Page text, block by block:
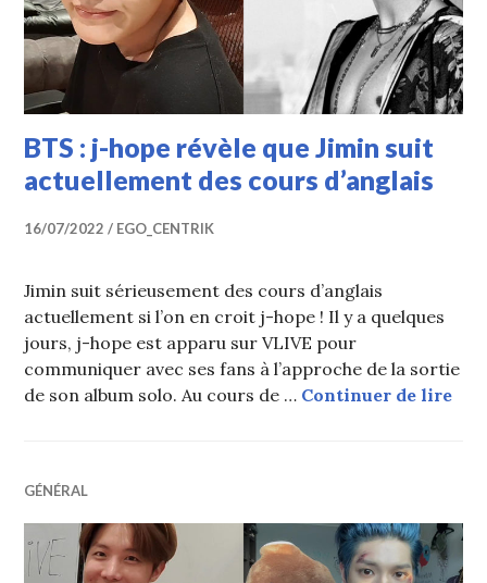
BTS : j-hope révèle que Jimin suit
actuellement des cours d’anglais
16/07/2022 EGO_CENTRIK
Jimin suit sérieusement des cours d’anglais
actuellement si l’on en croit j-hope ! Il y a quelques
jours, j-hope est apparu sur VLIVE pour
communiquer avec ses fans à l’approche de la sortie
de son album solo. Au cours de … Continuer de lire
GÉNÉRAL